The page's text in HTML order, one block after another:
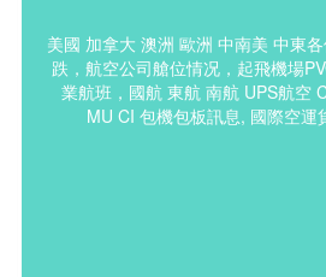
美國 加拿大 澳洲 歐洲 中南美 中東
跌，航空公司艙位情况，起飛機場
業航班，國航 東航 南航 UPS航空
MU CI 包機包板訊息, 國際空運